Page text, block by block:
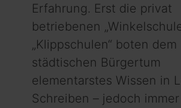
Erfahrung. Erst die privat
betriebenen
„Klippschulen“ boten dem
städtischen Bürgertum
elementarstes Wissen in
Schreiben – jedoch